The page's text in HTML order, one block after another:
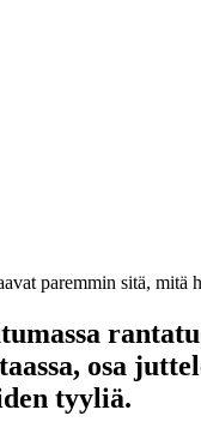
paremmin sitä, mitä
osa
tyyliä.